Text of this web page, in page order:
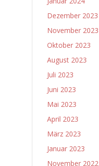
Dezember 2023
November 2023
Oktober 2023
August 2023
Juli 2023
Juni 2023
Mai 2023
April 2023
März 2023
Januar 2023
November 2022